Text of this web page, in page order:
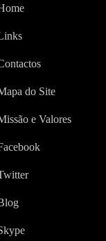
do Site
e Valores